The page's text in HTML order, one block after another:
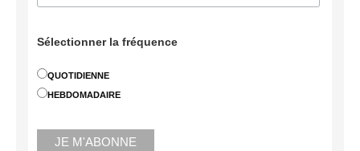
Sélectionner la fréquence
QUOTIDIENNE
HEBDOMADAIRE